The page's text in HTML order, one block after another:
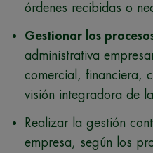
órdenes recibidas o
Gestionar los
administrativa
comercial, financiera,
visión integradora de
Realizar la gestión
empresa, según los